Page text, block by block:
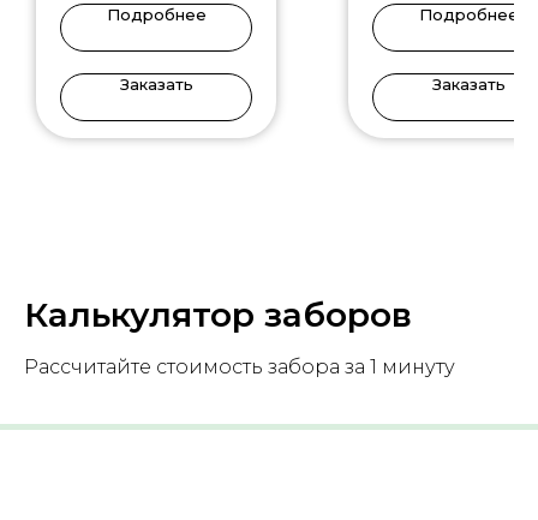
Подробнее
Заказать
Подробнее
Заказать
Калькулятор заборов
Рассчитайте стоимость забора за 1 минуту